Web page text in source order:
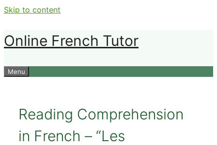
Skip to content
Online French Tutor
Menu
Reading Comprehension
in French – “Les